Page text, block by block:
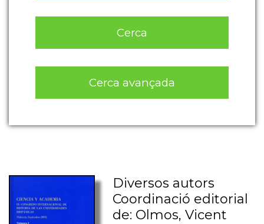
Cerca
Cerca avançada
Diversos autors
Coordinació editorial
de: Olmos, Vicent